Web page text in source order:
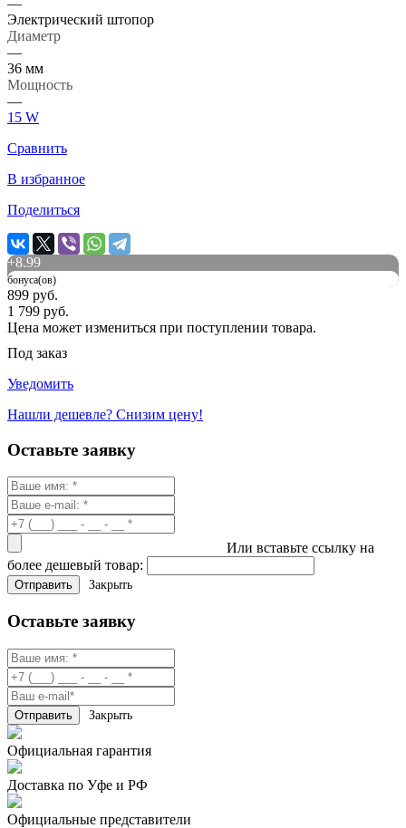
Электрический штопор
Диаметр
—
36 мм
Мощность
—
15 W
Сравнить
В избранное
Поделиться
+8.99
бонуса(ов)
899 руб.
1 799 руб.
Цена может измениться при поступлении товара.
Под заказ
Уведомить
Нашли дешевле? Снизим цену!
Оставьте заявку
Или вставьте ссылку на
более дешевый товар:
Закрыть
Оставьте заявку
Закрыть
Официальная гарантия
Доставка по Уфе и РФ
Официальные представители